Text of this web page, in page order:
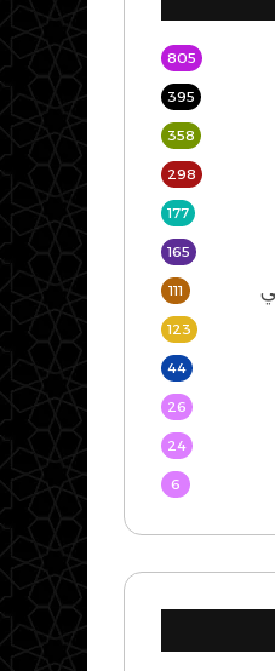
805
395
358
298
177
165
111
123
44
26
24
6